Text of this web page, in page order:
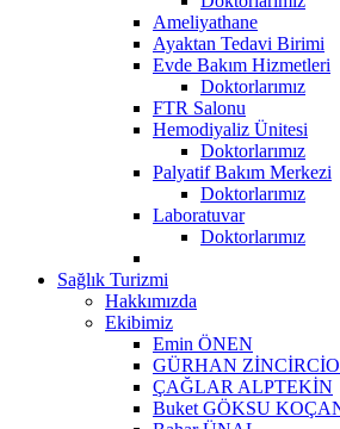
Ameliyathane
Ayaktan Tedavi Birimi
Evde Bakım Hizmetleri
Doktorlarımız
FTR Salonu
Hemodiyaliz Ünitesi
Doktorlarımız
Palyatif Bakım Merkezi
Doktorlarımız
Laboratuvar
Doktorlarımız
Sağlık Turizmi
Hakkımızda
Ekibimiz
Emin ÖNEN
GÜRHAN
ÇAĞLAR ALPTEKİN
Buket GÖKSU